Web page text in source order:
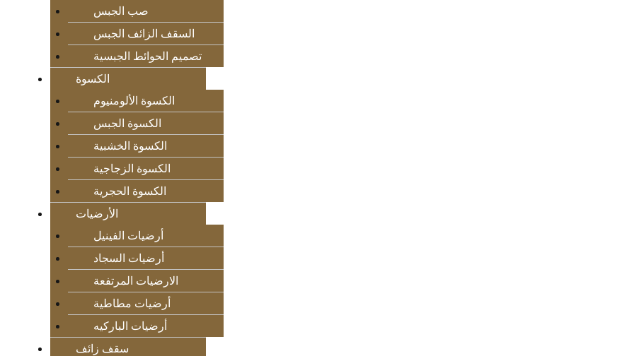
صب الجبس
السقف الزائف الجبس
تصميم الحوائط الجبسية
الكسوة
الكسوة الألومنيوم
الكسوة الجبس
الكسوة الخشبية
الكسوة الزجاجية
الكسوة الحجرية
الأرضيات
أرضيات الفينيل
أرضيات السجاد
الارضيات المرتفعة
أرضيات مطاطية
أرضيات الباركيه
سقف زائف